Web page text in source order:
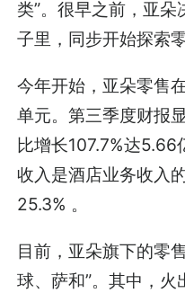
类”。很早之前，亚
子里，同步开始探索
今年开始，亚朵零售
单元。第三季度财报
比增长107.7%达5.66
收入是酒店业务收入
25.3% 。
目前，亚朵旗下的零
球、萨和”。其中，火